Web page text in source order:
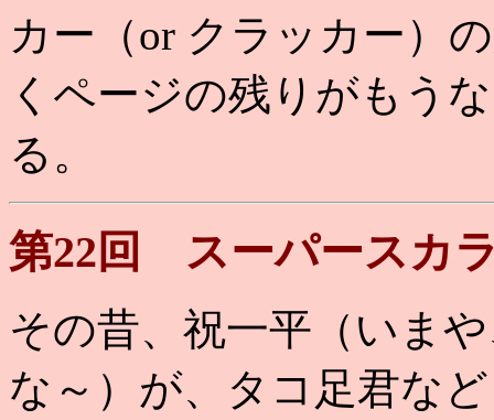
カー（or クラッカー）
くページの残りがもう
る。
第22回 スーパースカ
その昔、祝一平（いま
な～）が、タコ足君な